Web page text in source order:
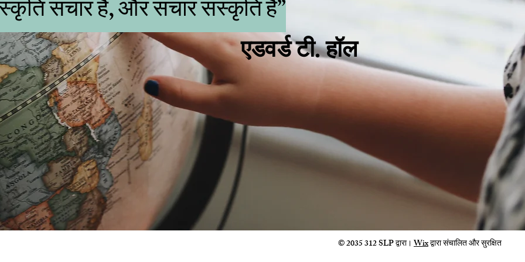
संचार है, और संचार संस्कृति है”
एडवर्ड टी. हॉल
© 2035 312 SLP द्वारा। Wixद्वारा संचालित और सुरक्षित